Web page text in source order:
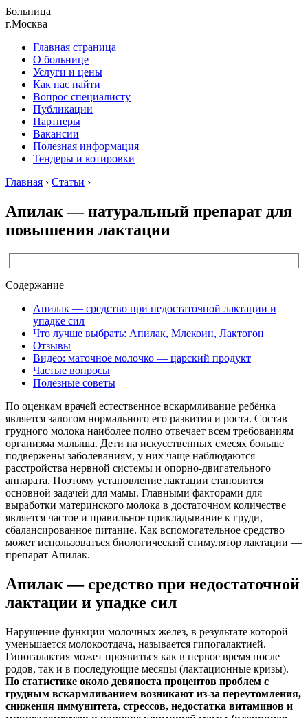
Больница
г.Москва
Главная страница
О больнице
Услуги и цены
Как нас найти
Вопрос специалисту
Публикации
Партнеры
Вакансии
Полезная информация
Тендеры и котировки
Главная › Статьи ›
Апилак — натуральный препарат для
повышения лактации
Содержание
Апилак — средство при недостаточной лактации и
упадке сил
Что лучше выбрать: Апилак, Млекоин, Лактогон
Отзывы
Видео: маточное молочко — царский продукт
Частые вопросы
Полезные советы
По оценкам врачей естественное вскармливание ребёнка
является залогом нормального его развития и роста. Состав
грудного молока наиболее полно отвечает всем требованиям
организма малыша. Дети на искусственных смесях больше
подвержены заболеваниям, у них чаще наблюдаются
расстройства нервной системы и опорно-двигательного
аппарата. Поэтому установление лактации становится
основной задачей для мамы. Главными факторами для
выработки материнского молока в достаточном количестве
является частое и правильное прикладывание к груди,
сбалансированное питание. Как вспомогательное средство
может использоваться биологический стимулятор лактации —
препарат Апилак.
Апилак — средство при недостаточной
лактации и упадке сил
Нарушение функции молочных желез, в результате которой
уменьшается молокоотдача, называется гипогалактией.
Гипогалактия может проявиться как в первое время после
родов, так и в последующие месяцы (лактационные кризы).
По статистике около девяноста процентов проблем с
грудным вскармливанием возникают из-за переутомления,
снижения иммунитета, стрессов, недостатка витаминов и